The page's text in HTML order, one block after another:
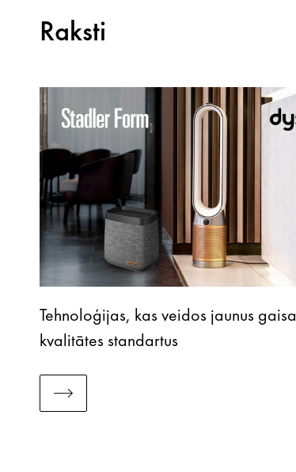
Raksti
Tehnoloģijas, kas veidos jaunus gaisa
kvalitātes standartus